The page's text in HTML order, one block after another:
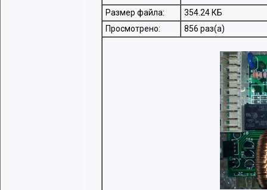
Размер файла:
354.24 КБ
Просмотрено:
856 раз(а)